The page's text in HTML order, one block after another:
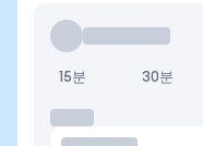
15분 30분